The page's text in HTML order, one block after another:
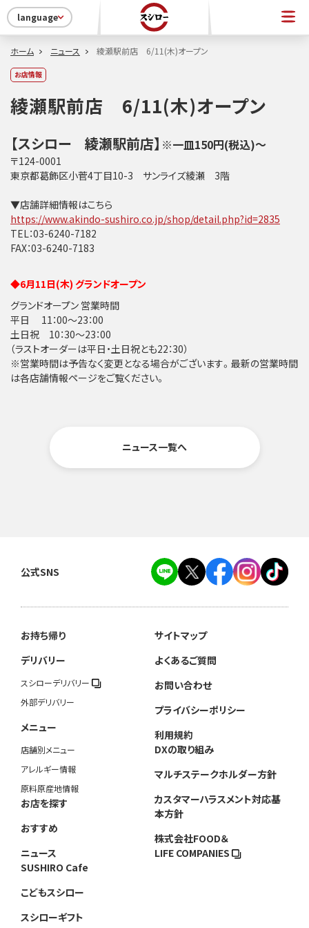
language
ホーム ニュース 綾瀬駅前店 6/11(木)オープン
お店情報
綾瀬駅前店 6/11(木)オープン
【スシロー 綾瀬駅前店】 ※一皿150円(税込)～
〒124-0001
東京都葛飾区小菅4丁目10-3 サンライズ綾瀬 3階
▼店舗詳細情報はこちら
https://www.akindo-sushiro.co.jp/shop/detail.php?id=2835
TEL：03-6240-7182
FAX：03-6240-7183
◆6月11日(木) グランドオープン
グランドオープン 営業時間
平日 11：00～23：00
土日祝 10：30～23：00
（ラストオーダーは平日・土日祝とも22：30）
※営業時間は予告なく変更となる場合がございます。最新の営業時間
は各店舗情報ページをご覧ください。
ニュース一覧へ
公式SNS
お持ち帰り
デリバリー
スシローデリバリー
外部デリバリー
メニュー
店舗別メニュー
アレルギー情報
原料原産地情報
お店を探す
おすすめ
ニュース
SUSHIRO Cafe
こどもスシロー
スシローギフト
サイトマップ
よくあるご質問
お問い合わせ
プライバシーポリシー
利用規約
DXの取り組み
マルチステークホルダー方針
カスタマーハラスメント対応基
本方針
株式会社FOOD＆
LIFE COMPANIES